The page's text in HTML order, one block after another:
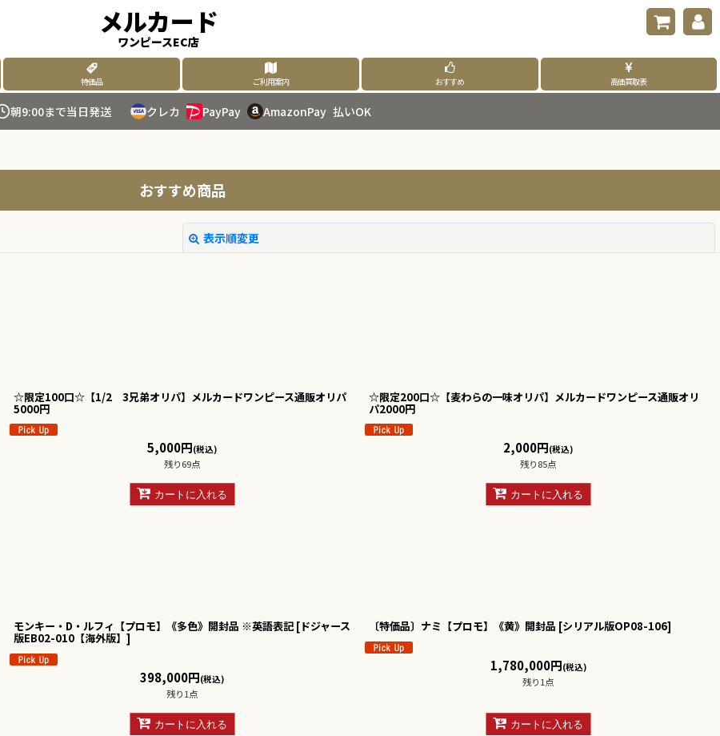
メルカード
ワンピースEC店
特価品 ご利用案内 おすすめ 高価買取表
朝9:00まで当日発送 クレカ PayPay AmazonPay 払いOK
おすすめ商品
表示順変更
☆限定100口☆【1/2 3兄弟オリパ】メルカードワンピース通販オリパ
5000円
5,000円(税込)
残り69点
カートに入れる
☆限定200口☆【麦わらの一味オリパ】メルカードワンピース通販オリ
パ2000円
2,000円(税込)
残り85点
カートに入れる
モンキー・D・ルフィ【プロモ】《多色》開封品 ※英語表記 [ドジャース
版EB02-010【海外版】 ]
398,000円(税込)
残り1点
カートに入れる
〔特価品〕ナミ【プロモ】《黄》開封品 [シリアル版OP08-106]
1,780,000円(税込)
残り1点
カートに入れる